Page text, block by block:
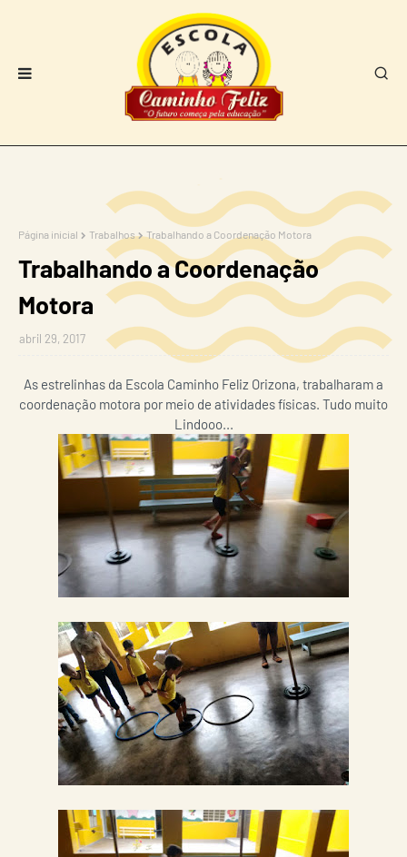
Página inicial Trabalhos Trabalhando a Coordenação Motora
Trabalhando a Coordenação
Motora
abril 29, 2017
As estrelinhas da Escola Caminho Feliz Orizona, trabalharam a
coordenação motora por meio de atividades físicas. Tudo muito
Lindooo...